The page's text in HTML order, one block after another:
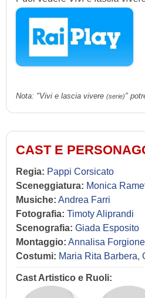
Nota: "Vivi e lascia vivere (serie)"
CAST E
Regia: Pappi Corsicato
Sceneggiatura: Monica
Musiche: Andrea Farri
Fotografia: Timoty Aliprandi
Scenografia: Giada Esposito
Montaggio: Annalisa Forgione
Costumi: Maria Rita Barbera,
Cast Artistico e Ruoli: